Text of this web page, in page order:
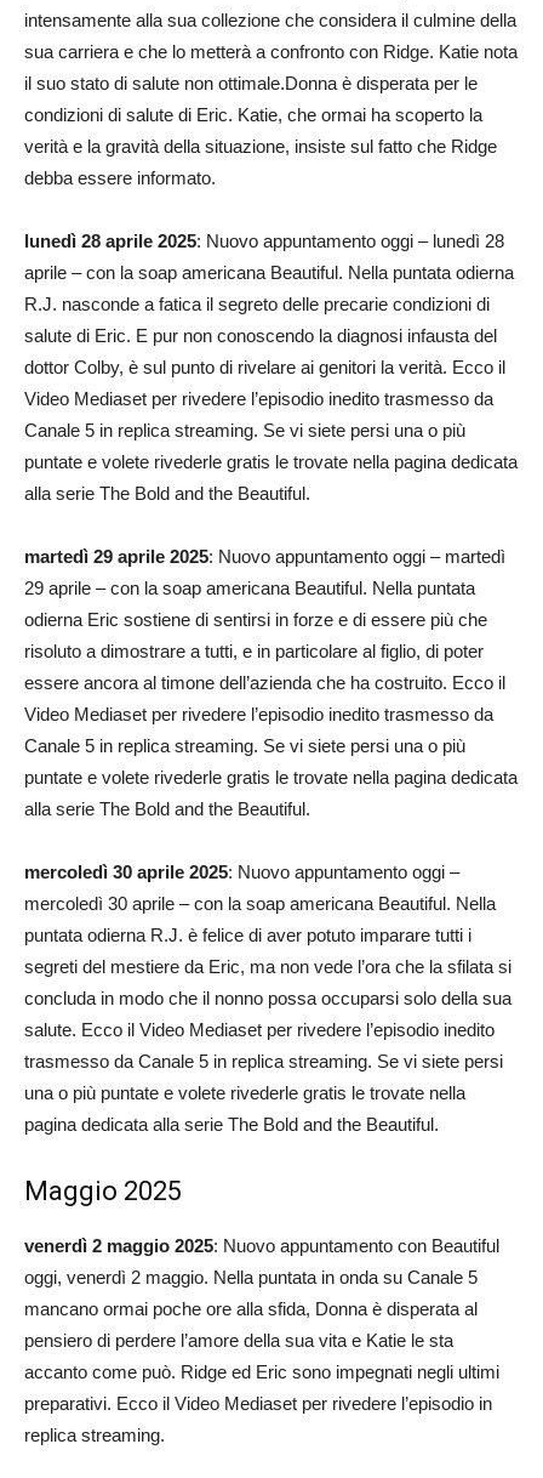
intensamente alla sua collezione che considera il culmine della
sua carriera e che lo metterà a confronto con Ridge. Katie nota
il suo stato di salute non ottimale.Donna è disperata per le
condizioni di salute di Eric. Katie, che ormai ha scoperto la
verità e la gravità della situazione, insiste sul fatto che Ridge
debba essere informato.
lunedì 28 aprile 2025: Nuovo appuntamento oggi – lunedì 28
aprile – con la soap americana Beautiful. Nella puntata odierna
R.J. nasconde a fatica il segreto delle precarie condizioni di
salute di Eric. E pur non conoscendo la diagnosi infausta del
dottor Colby, è sul punto di rivelare ai genitori la verità. Ecco il
Video Mediaset per rivedere l’episodio inedito trasmesso da
Canale 5 in replica streaming. Se vi siete persi una o più
puntate e volete rivederle gratis le trovate nella pagina dedicata
alla serie The Bold and the Beautiful.
martedì 29 aprile 2025: Nuovo appuntamento oggi – martedì
29 aprile – con la soap americana Beautiful. Nella puntata
odierna Eric sostiene di sentirsi in forze e di essere più che
risoluto a dimostrare a tutti, e in particolare al figlio, di poter
essere ancora al timone dell’azienda che ha costruito. Ecco il
Video Mediaset per rivedere l’episodio inedito trasmesso da
Canale 5 in replica streaming. Se vi siete persi una o più
puntate e volete rivederle gratis le trovate nella pagina dedicata
alla serie The Bold and the Beautiful.
mercoledì 30 aprile 2025: Nuovo appuntamento oggi –
mercoledì 30 aprile – con la soap americana Beautiful. Nella
puntata odierna R.J. è felice di aver potuto imparare tutti i
segreti del mestiere da Eric, ma non vede l’ora che la sfilata si
concluda in modo che il nonno possa occuparsi solo della sua
salute. Ecco il Video Mediaset per rivedere l’episodio inedito
trasmesso da Canale 5 in replica streaming. Se vi siete persi
una o più puntate e volete rivederle gratis le trovate nella
pagina dedicata alla serie The Bold and the Beautiful.
Maggio 2025
venerdì 2 maggio 2025: Nuovo appuntamento con Beautiful
oggi, venerdì 2 maggio. Nella puntata in onda su Canale 5
mancano ormai poche ore alla sfida, Donna è disperata al
pensiero di perdere l’amore della sua vita e Katie le sta
accanto come può. Ridge ed Eric sono impegnati negli ultimi
preparativi. Ecco il Video Mediaset per rivedere l’episodio in
replica streaming.